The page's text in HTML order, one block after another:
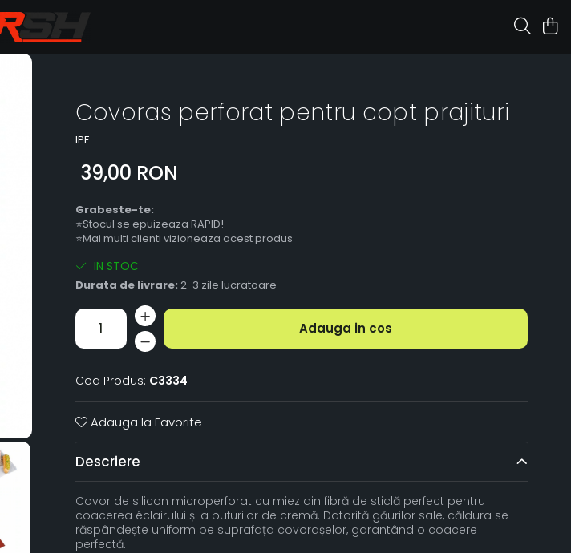
Covoras perforat pentru copt prajituri
IPF
39,00 RON
Grabeste-te:
⭐Stocul se epuizeaza RAPID!
⭐Mai multi clienti vizioneaza acest produs
IN STOC
Durata de livrare: 2-3 zile lucratoare
Adauga in cos
Cod Produs: C3334
Adauga la Favorite
Descriere
Covor de silicon microperforat cu miez din fibră de sticlă perfect pentru
coacerea éclairului și a pufurilor de cremă. Datorită găurilor sale, căldura se
răspândește uniform pe suprafața covorașelor, garantând o coacere
perfectă.